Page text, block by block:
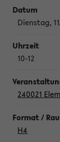
Dienstag,
10-12
240021
H4